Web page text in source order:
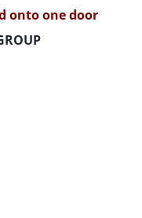
onto one door